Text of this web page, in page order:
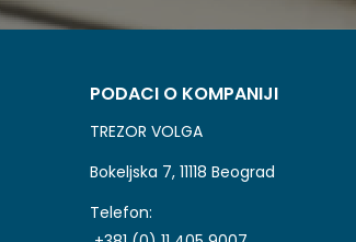
PODACI O KOMPANIJI
TREZOR VOLGA
Bokeljska 7, 11118 Beograd
Telefon: